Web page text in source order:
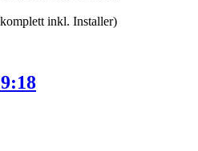
inkl. Installer)